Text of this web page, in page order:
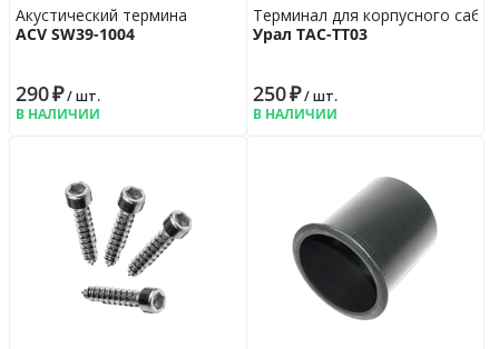
Акустический термина
ACV SW39-1004
290₽/ шт.
В НАЛИЧИИ
Терминал для корпусного
Урал ТАС-ТТ03
250₽/ шт.
В НАЛИЧИИ